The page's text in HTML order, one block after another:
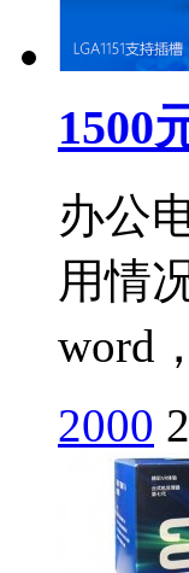
1500
办公
用情
word
2000